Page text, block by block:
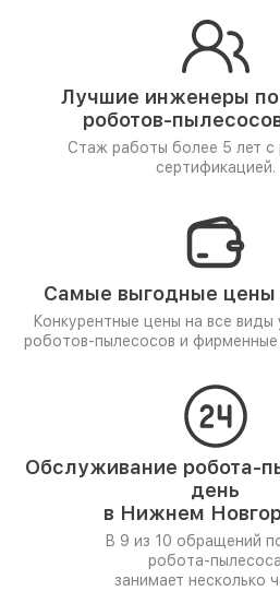
Лучшие инженеры
роботов-
Стаж работы более 5 лет с
сертификацией.
Самые выгодные цены
Конкурентные цены на все виды
роботов-пылесосов и
Обслуживание робота-
день
в Нижнем
В 9 из 10 обращений
робота-пылесоса
занимает несколько